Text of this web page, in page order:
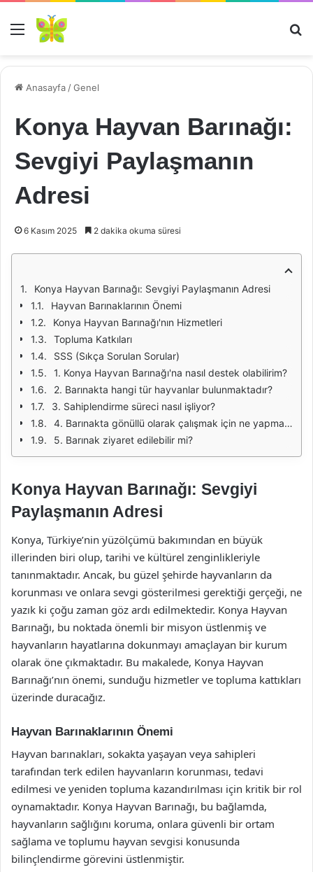
Menü
Anasayfa /Genel
Konya Hayvan Barınağı:
Sevgiyi Paylaşmanın
Adresi
6 Kasım 2025 2 dakika okuma süresi
Konya Hayvan Barınağı: Sevgiyi Paylaşmanın Adresi
Hayvan Barınaklarının Önemi
Konya Hayvan Barınağı'nın Hizmetleri
Topluma Katkıları
SSS (Sıkça Sorulan Sorular)
1. Konya Hayvan Barınağı'na nasıl destek olabilirim?
2. Barınakta hangi tür hayvanlar bulunmaktadır?
3. Sahiplendirme süreci nasıl işliyor?
4. Barınakta gönüllü olarak çalışmak için ne yapmalıyım?
5. Barınak ziyaret edilebilir mi?
Konya Hayvan Barınağı: Sevgiyi
Paylaşmanın Adresi
Konya, Türkiye’nin yüzölçümü bakımından en büyük
illerinden biri olup, tarihi ve kültürel zenginlikleriyle
tanınmaktadır. Ancak, bu güzel şehirde hayvanların da
korunması ve onlara sevgi gösterilmesi gerektiği gerçeği, ne
yazık ki çoğu zaman göz ardı edilmektedir. Konya Hayvan
Barınağı, bu noktada önemli bir misyon üstlenmiş ve
hayvanların hayatlarına dokunmayı amaçlayan bir kurum
olarak öne çıkmaktadır. Bu makalede, Konya Hayvan
Barınağı’nın önemi, sunduğu hizmetler ve topluma kattıkları
üzerinde duracağız.
Hayvan Barınaklarının Önemi
Hayvan barınakları, sokakta yaşayan veya sahipleri
tarafından terk edilen hayvanların korunması, tedavi
edilmesi ve yeniden topluma kazandırılması için kritik bir rol
oynamaktadır. Konya Hayvan Barınağı, bu bağlamda,
hayvanların sağlığını koruma, onlara güvenli bir ortam
sağlama ve toplumu hayvan sevgisi konusunda
bilinçlendirme görevini üstlenmiştir.